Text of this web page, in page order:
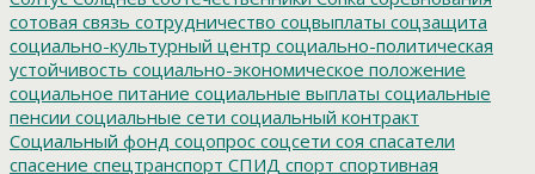
сотовая связь сотрудничество соцвыплаты соцзащита
социально-культурный центр социально-политическая
устойчивость социально-экономическое положение
социальное питание социальные выплаты социальные
пенсии социальные сети социальный контракт
Социальный фонд соцопрос соцсети соя спасатели
спасение спецтранспорт СПИД спорт спортивная